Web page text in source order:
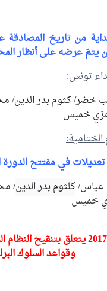
من تاريخ
يتمّ عرضه على أنظار
تونس:
خضر/كثوم بدر الدين/
خميس
في مفتتح الدورة العادية
عباس/كلثوم بدر الدين/
خميس
النظر في مقترح قانون عدد 2017/
وقواعد السلوك